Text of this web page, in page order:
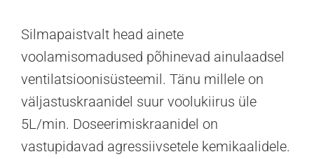
Silmapaistvalt head ainete
voolamisomadused põhinevad ainulaadsel
ventilatsioonisüsteemil. Tänu millele on
väljastuskraanidel suur voolukiirus üle
5L/min. Doseerimiskraanidel on
vastupidavad agressiivsetele kemikaalidele.